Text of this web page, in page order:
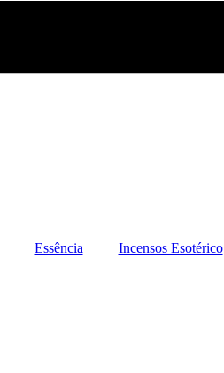
Essência Incensos Esotérico